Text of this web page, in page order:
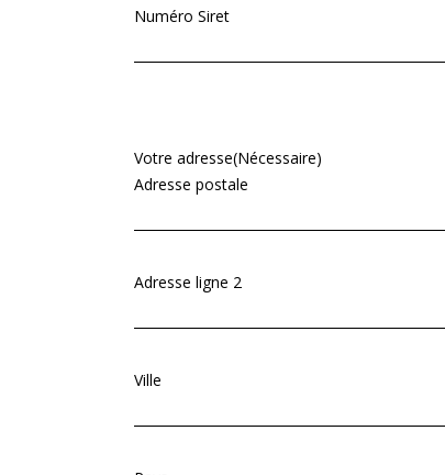
Numéro Siret
Votre adresse(Nécessaire)
Adresse postale
Adresse ligne 2
Ville